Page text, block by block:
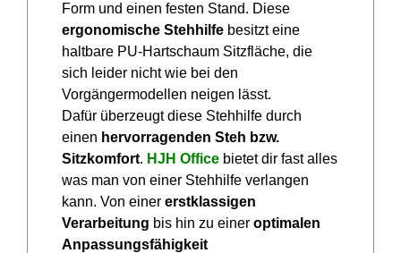
Form und einen festen Stand. Diese
ergonomische Stehhilfebesitzt eine
haltbare PU-Hartschaum Sitzfläche, die
sich leider nicht wie bei den
Vorgängermodellen neigen lässt.
Dafür überzeugt diese Stehhilfe durch
einen hervorragenden Steh bzw.
Sitzkomfort. HJH Officebietet dir fast alles
was man von einer Stehhilfe verlangen
kann. Von einer erstklassigen
Verarbeitung bis hin zu einer optimalen
Anpassungsfähigkeit